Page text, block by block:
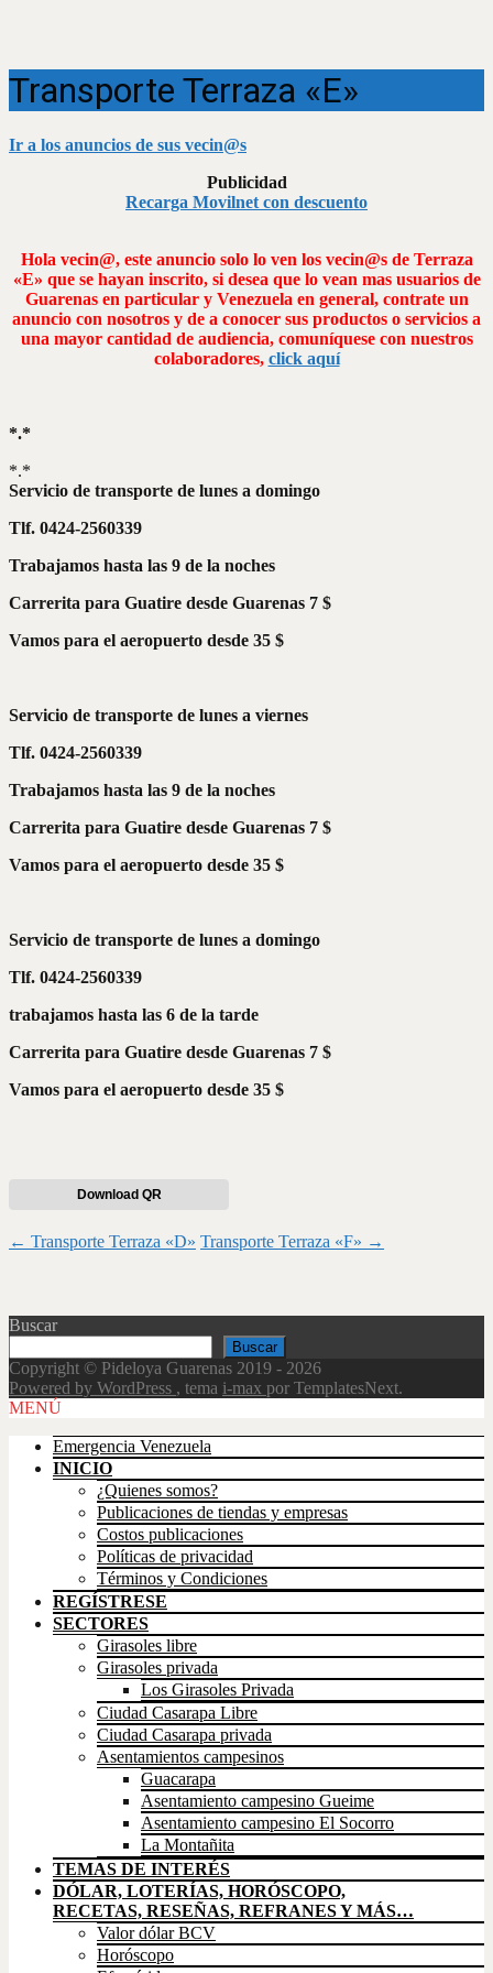
Transporte Terraza «E»
Ir a los anuncios de sus vecin@s
Publicidad
Recarga Movilnet con descuento
Hola vecin@, este anuncio solo lo ven los vecin@s de Terraza
«E» que se hayan inscrito, si desea que lo vean mas usuarios de
Guarenas en particular y Venezuela en general, contrate un
anuncio con nosotros y de a conocer sus productos o servicios a
una mayor cantidad de audiencia, comuníquese con nuestros
colaboradores, click aquí
*.*
*.*
Servicio de transporte de lunes a domingo
Tlf. 0424-2560339
Trabajamos hasta las 9 de la noches
Carrerita para Guatire desde Guarenas 7 $
Vamos para el aeropuerto desde 35 $
Servicio de transporte de lunes a viernes
Tlf. 0424-2560339
Trabajamos hasta las 9 de la noches
Carrerita para Guatire desde Guarenas 7 $
Vamos para el aeropuerto desde 35 $
Servicio de transporte de lunes a domingo
Tlf. 0424-2560339
trabajamos hasta las 6 de la tarde
Carrerita para Guatire desde Guarenas 7 $
Vamos para el aeropuerto desde 35 $
Download QR
Navegación
entradas
← Transporte Terraza «D» Transporte Terraza «F» →
Buscar
Buscar
Copyright © Pideloya Guarenas 2019 - 2026
Powered by WordPress , tema i-max por TemplatesNext.
Scroll
MENÚ
Emergencia Venezuela
INICIO
¿Quienes somos?
Publicaciones de tiendas y empresas
Costos publicaciones
Políticas de privacidad
Términos y Condiciones
REGÍSTRESE
SECTORES
Girasoles libre
Girasoles privada
Los Girasoles Privada
Ciudad Casarapa Libre
Ciudad Casarapa privada
Asentamientos campesinos
Guacarapa
Asentamiento campesino Gueime
Asentamiento campesino El Socorro
La Montañita
TEMAS DE INTERÉS
DÓLAR, LOTERÍAS, HORÓSCOPO,
RECETAS, RESEÑAS, REFRANES Y MÁS…
Valor dólar BCV
Horóscopo